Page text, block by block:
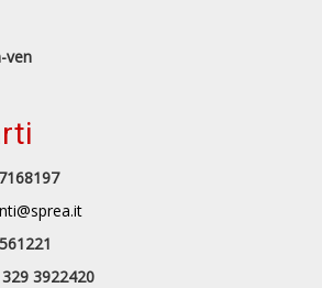
ven
329 3922420